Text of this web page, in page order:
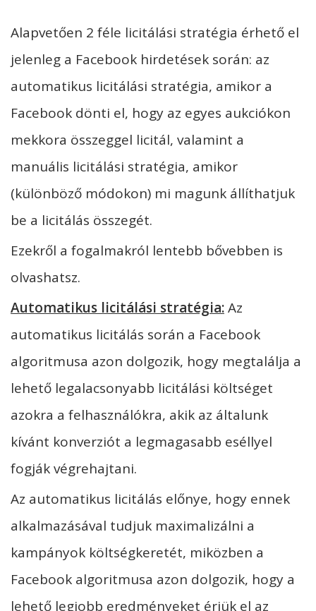
Alapvetően 2 féle licitálási stratégia érhető el
jelenleg a Facebook hirdetések során: az
automatikus licitálási stratégia, amikor a
Facebook dönti el, hogy az egyes aukciókon
mekkora összeggel licitál, valamint a
manuális licitálási stratégia, amikor
(különböző módokon) mi magunk állíthatjuk
be a licitálás összegét.
Ezekről a fogalmakról lentebb bővebben is
olvashatsz.
Automatikus licitálási stratégia:Az
automatikus licitálás során a Facebook
algoritmusa azon dolgozik, hogy megtalálja a
lehető legalacsonyabb licitálási költséget
azokra a felhasználókra, akik az általunk
kívánt konverziót a legmagasabb eséllyel
fogják végrehajtani.
Az automatikus licitálás előnye, hogy ennek
alkalmazásával tudjuk maximalizálni a
kampányok költségkeretét, miközben a
Facebook algoritmusa azon dolgozik, hogy a
lehető legjobb eredményeket érjük el az